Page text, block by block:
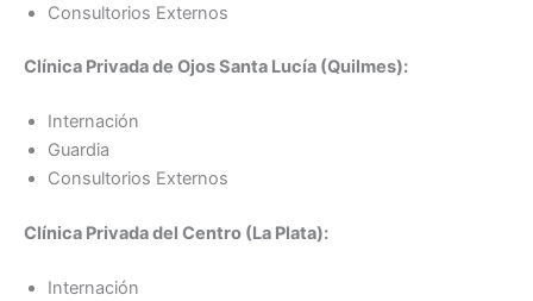
Consultorios Externos
Clínica Privada de Ojos Santa Lucía (Quilmes):
Internación
Guardia
Consultorios Externos
Clínica Privada del Centro (La Plata):
Internación